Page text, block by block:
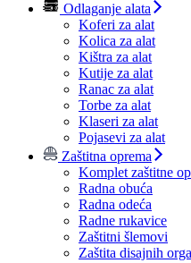
Odlaganje alata
Koferi za alat
Kolica za alat
Kištra za alat
Kutije za alat
Ranac za alat
Torbe za alat
Klaseri za alat
Pojasevi za alat
Zaštitna oprema
Komplet zaštitne
Radna obuća
Radna odeća
Radne rukavice
Zaštitni šlemovi
Zaštita disajnih